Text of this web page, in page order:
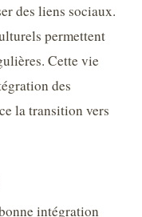
des liens sociaux.
permettent
Cette vie
des
la transition vers
intégration